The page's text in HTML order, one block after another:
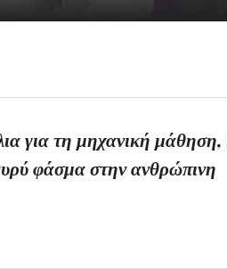
για τη μηχανική
φάσμα στην ανθρώπινη